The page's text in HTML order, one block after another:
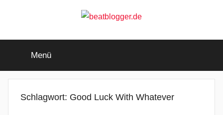
beatblogger.de
beat
goes
Menü
Schlagwort: Good Luck With Whatever